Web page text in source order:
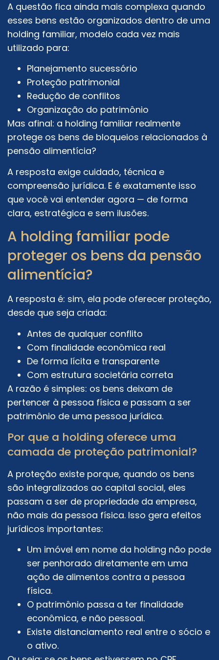
A questão fica ainda mais complexa quando
esses bens estão organizados dentro de uma
holding familiar, modelo cada vez mais
utilizado para:
Planejamento sucessório
Proteção patrimonial
Redução de conflitos
Organização do patrimônio
Mas afinal: a holding familiar realmente
protege os bens de bloqueios relacionados à
pensão alimentícia?
A resposta exige cuidado, técnica e
compreensão jurídica. E é exatamente isso
que você vai entender agora — de forma
clara, estratégica e sem ilusões.
A holding familiar pode
proteger os bens da pensão
alimentícia?
A resposta é: sim, ela pode oferecer proteção,
desde que seja criada:
Antes de qualquer conflito
Com finalidade econômica real
De forma lícita e transparente
Com estrutura societária correta
A razão é simples: os bens deixam de
pertencer à pessoa física e passam a ser
patrimônio de uma pessoa jurídica.
Por que a holding oferece uma
camada de proteção patrimonial?
A proteção existe porque, quando os bens
são integralizados ao capital social, eles
passam a ser de propriedade da empresa,
não mais da pessoa física. Isso gera efeitos
jurídicos importantes:
Um imóvel em nome da holding não pode
ser penhorado diretamente em uma
ação de alimentos contra a pessoa
física.
O patrimônio passa a ter finalidade
econômica, e não pessoal.
Existe distanciamento real entre o sócio e
o ativo.